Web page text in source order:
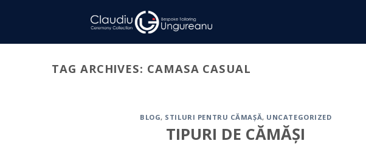
TAG ARCHIVES: CAMASA CASUAL
BLOG, STILURI PENTRU CĂMAȘĂ, UNCATEGORIZED
TIPURI DE CĂMĂȘI